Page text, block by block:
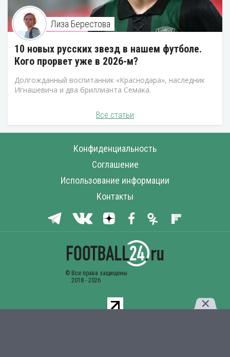
Лиза Берестова
10 новых русских звезд в нашем футболе.
Кого прорвет уже в 2026-м?
Долгожданный воспитанник «Краснодара», наследник
Игнашевича и два бриллианта Семака.
Все статьи
Конфиденциальность
Соглашение
Использование информации
Контакты